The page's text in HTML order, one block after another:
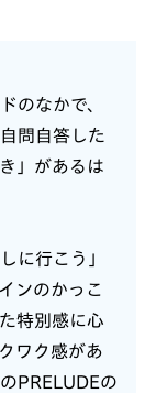
のなかで、
問自答した
」があるは
に行こう」
ンのかっこ
特別感に心
ワク感があ
PRELUDEの